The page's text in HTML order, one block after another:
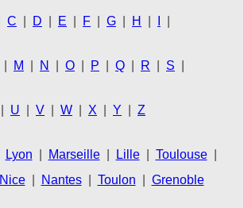
C D E F G H
M N O P Q R S
U V W X Y Z
Lyon Marseille| Lille| Toulouse|
Nice| Nantes| Toulon Grenoble